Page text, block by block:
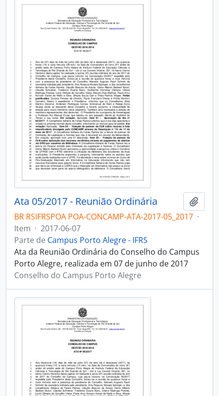
Ata 05/2017 - Reunião Ordinária
BR RSIFRSPOA POA-CONCAMP-ATA-2017-05_2017 ·
Item · 2017-06-07
Parte de Campus Porto Alegre - IFRS
Ata da Reunião Ordinária do Conselho do Campus
Porto Alegre, realizada em 07 de junho de 2017
Conselho do Campus Porto Alegre